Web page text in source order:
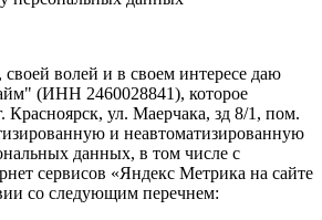
волей и в своем интересе даю
(ИНН 2460028841), которое
Красноярск, ул. Маерчака, зд 8/1, пом.
и неавтоматизированную
данных, в том числе с
сервисов «Яндекс Метрика на сайте
со следующим перечнем: